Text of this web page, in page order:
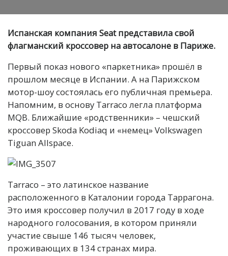
Испанская компания Seat представила свой
флагманский кроссовер на автосалоне в Париже.
Первый показ нового «паркетника» прошёл в
прошлом месяце в Испании. А на Парижском
мотор-шоу состоялась его публичная премьера.
Напомним, в основу Tarraco легла платформа
MQB. Ближайшие «родственники» – чешский
кросcовер Skoda Kodiaq и «немец» Volkswagen
Tiguan Allspace.
Tarraco – это латинское название
расположенного в Каталонии города Таррагона.
Это имя кроссовер получил в 2017 году в ходе
народного голосования, в котором приняли
участие свыше 146 тысяч человек,
проживающих в 134 странах мира.